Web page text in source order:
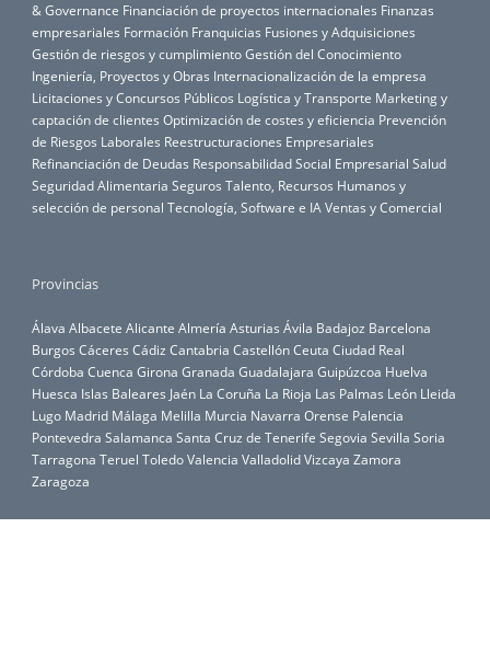
& Governance Financiación de proyectos internacionales Finanzas
empresariales Formación Franquicias Fusiones y Adquisiciones
Gestión de riesgos y cumplimientoGestión del Conocimiento
Ingeniería, Proyectos y Obras Internacionalización de la empresa
Licitaciones y Concursos Públicos Logística y Transporte Marketing y
captación de clientes Optimización de costes y eficiencia Prevención
de Riesgos Laborales Reestructuraciones Empresariales
Refinanciación de Deudas Responsabilidad Social Empresarial Salud
Seguridad Alimentaria Seguros Talento, Recursos Humanos y
selección de personal Tecnología, Software e IA Ventas y Comercial
Provincias
Álava Albacete Alicante Almería Asturias Ávila Badajoz Barcelona
Burgos Cáceres Cádiz Cantabria CastellónCeuta Ciudad Real
Córdoba Cuenca Girona Granada Guadalajara Guipúzcoa Huelva
Huesca Islas Baleares Jaén La Coruña La Rioja Las Palmas León Lleida
Lugo Madrid Málaga Melilla Murcia Navarra Orense Palencia
Pontevedra Salamanca Santa Cruz de Tenerife Segovia Sevilla Soria
Tarragona Teruel ToledoValencia ValladolidVizcaya Zamora
Zaragoza